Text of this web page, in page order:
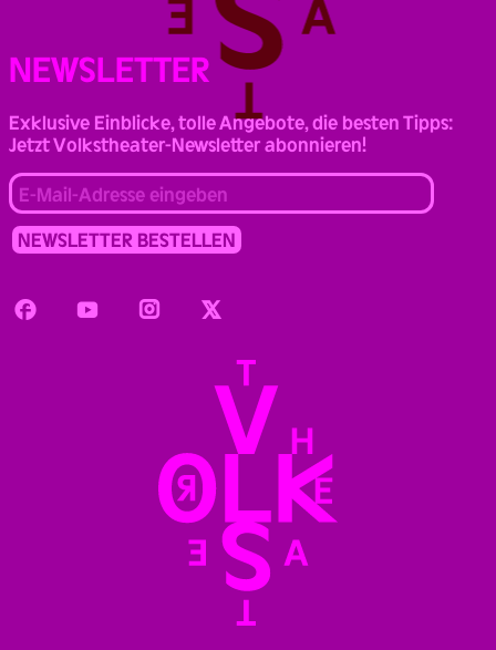
NEWSLETTER
Exklusive Einblicke, tolle Angebote, die besten Tipps:
Jetzt Volkstheater-Newsletter abonnieren!
FacebookYoutube InstagramTwitter